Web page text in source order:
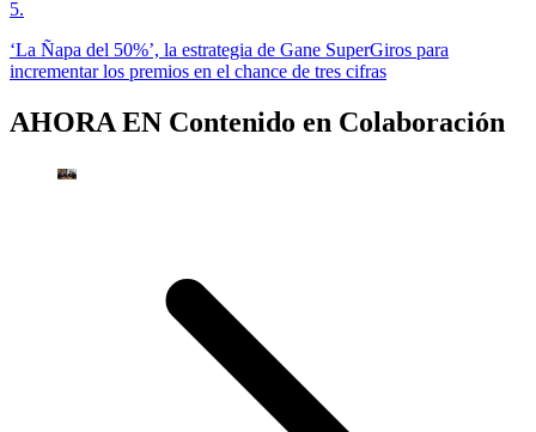
5.
‘La Ñapa del 50%’, la estrategia de Gane SuperGiros para
incrementar los premios en el chance de tres cifras
AHORA EN Contenido en Colaboración